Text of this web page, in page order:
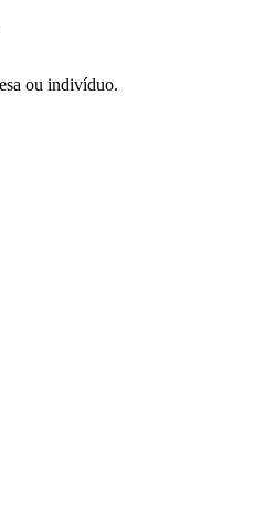
ou indivíduo.